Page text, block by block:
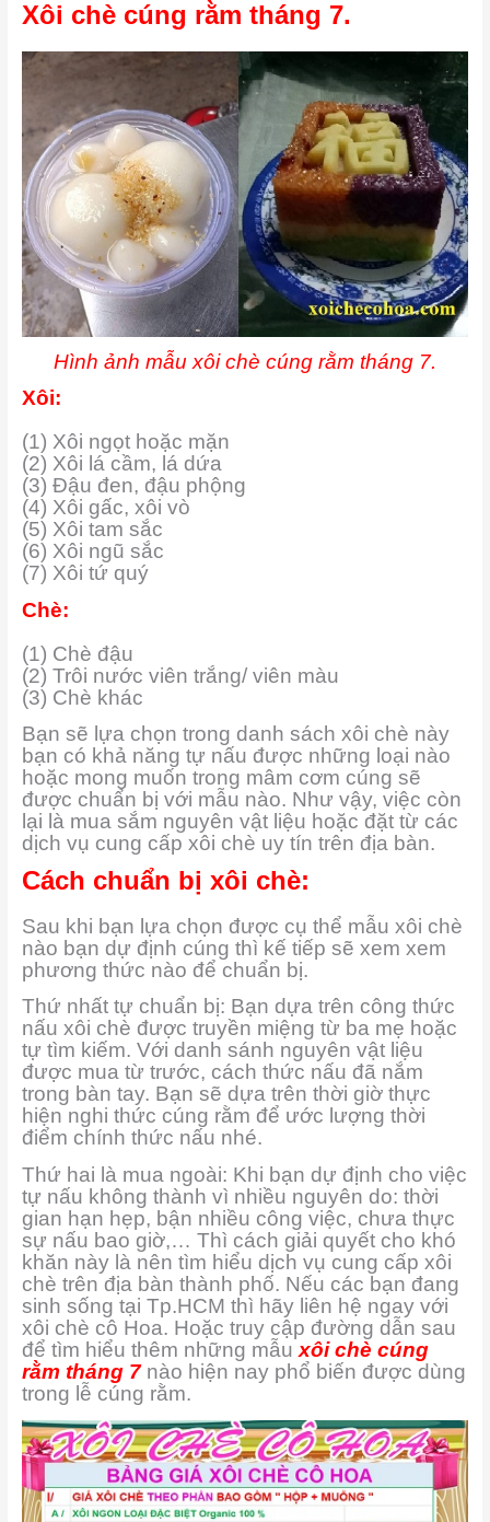
Xôi chè cúng rằm tháng 7.
Hình ảnh mẫu xôi chè cúng rằm tháng 7.
Xôi:
(1) Xôi ngọt hoặc mặn
(2) Xôi lá cầm, lá dứa
(3) Đậu đen, đậu phộng
(4) Xôi gấc, xôi vò
(5) Xôi tam sắc
(6) Xôi ngũ sắc
(7) Xôi tứ quý
Chè:
(1) Chè đậu
(2) Trôi nước viên trắng/ viên màu
(3) Chè khác
Bạn sẽ lựa chọn trong danh sách xôi chè này
bạn có khả năng tự nấu được những loại nào
hoặc mong muốn trong mâm cơm cúng sẽ
được chuẩn bị với mẫu nào. Như vậy, việc còn
lại là mua sắm nguyên vật liệu hoặc đặt từ các
dịch vụ cung cấp xôi chè uy tín trên địa bàn.
Cách chuẩn bị xôi chè:
Sau khi bạn lựa chọn được cụ thể mẫu xôi chè
nào bạn dự định cúng thì kế tiếp sẽ xem xem
phương thức nào để chuẩn bị.
Thứ nhất tự chuẩn bị: Bạn dựa trên công thức
nấu xôi chè được truyền miệng từ ba mẹ hoặc
tự tìm kiếm. Với danh sánh nguyên vật liệu
được mua từ trước, cách thức nấu đã nắm
trong bàn tay. Bạn sẽ dựa trên thời giờ thực
hiện nghi thức cúng rằm để ước lượng thời
điểm chính thức nấu nhé.
Thứ hai là mua ngoài: Khi bạn dự định cho việc
tự nấu không thành vì nhiều nguyên do: thời
gian hạn hẹp, bận nhiều công việc, chưa thực
sự nấu bao giờ,… Thì cách giải quyết cho khó
khăn này là nên tìm hiểu dịch vụ cung cấp xôi
chè trên địa bàn thành phố. Nếu các bạn đang
sinh sống tại Tp.HCM thì hãy liên hệ ngay với
xôi chè cô Hoa. Hoặc truy cập đường dẫn sau
để tìm hiểu thêm những mẫu xôi chè cúng
rằm tháng 7nào hiện nay phổ biến được dùng
trong lễ cúng rằm.